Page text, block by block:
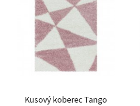
Kusový koberec Tango